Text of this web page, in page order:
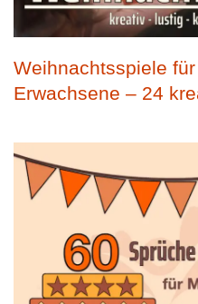
Weihnachtsspiele
Erwachsene – 24